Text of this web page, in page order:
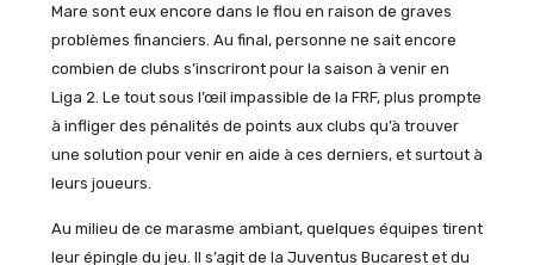
Mare sont eux encore dans le flou en raison de graves
problèmes financiers. Au final, personne ne sait encore
combien de clubs s’inscriront pour la saison à venir en
Liga 2. Le tout sous l’œil impassible de la FRF, plus prompte
à infliger des pénalités de points aux clubs qu’à trouver
une solution pour venir en aide à ces derniers, et surtout à
leurs joueurs.
Au milieu de ce marasme ambiant, quelques équipes tirent
leur épingle du jeu. Il s’agit de la Juventus Bucarest et du